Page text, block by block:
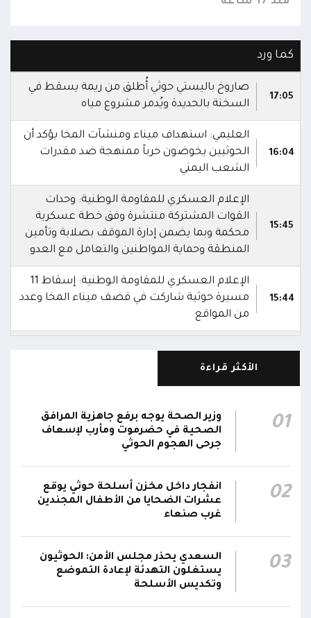
كما ورد
17:05
صاروخ باليستي حوثي أُطلق من ريمة يسقط في
السخنة بالحديدة ويُدمر مشروع مياه
16:04
العليمي: استهداف ميناء ومنشآت المخا يؤكد أن
الحوثيين يخوضون حرباً ممنهجة ضد مقدرات
الشعب اليمني
15:45
الإعلام العسكري للمقاومة الوطنية: وحدات
القوات المشتركة منتشرة وفق خطة عسكرية
محكمة وبما يضمن إدارة الموقف بصلابة وتأمين
المنطقة وحماية المواطنين والتعامل مع العدو
15:44
الإعلام العسكري للمقاومة الوطنية: إسقاط 11
مسيرة حوثية شاركت في قصف ميناء المخا وعدد
من المواقع
ميناء المخا ومواقع ومنشآت مدنية آخرى
لمُسيرات حوثية تستهدف حقل الطاقة الشمسية
في المخا
المخا ومواقع ومنشآت مدنية وعسكرية
مليشيا الحوثي تحجب الإنترنت وشبكات الاتصالات
عن محافظة الحديدة
الأكثر قراءة
01
وزير الصحة يوجه برفع جاهزية المرافق
الصحية في حضرموت ومأرب لإسعاف
جرحى الهجوم الحوثي
02
انفجار داخل مخزن أسلحة حوثي يوقع
عشرات الضحايا من الأطفال المجندين
غرب صنعاء
03
السعدي يحذر مجلس الأمن: الحوثيون
يستغلون التهدئة لإعادة التموضع
وتكديس الأسلحة